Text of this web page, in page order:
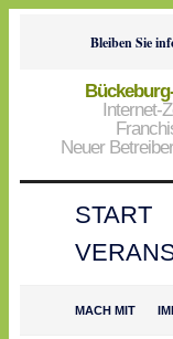
Bleiben Sie
Internet-
Neuer
START
MACH MIT